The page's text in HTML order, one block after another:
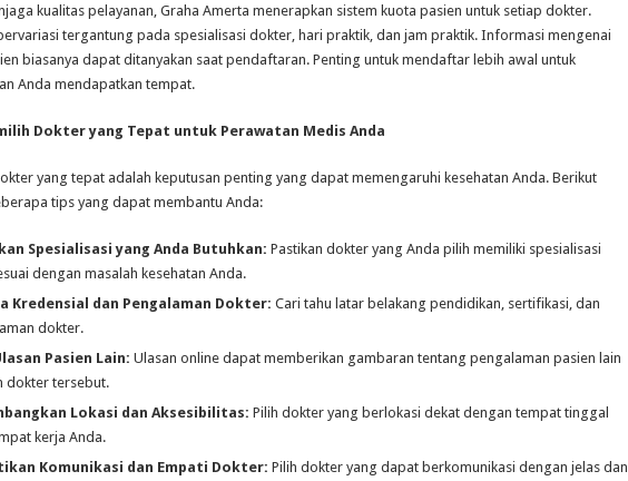
kualitas pelayanan, Graha Amerta menerapkan sistem kuota pasien untuk setiap dokter.
tergantung pada spesialisasi dokter, hari praktik, dan jam praktik. Informasi mengenai
biasanya dapat ditanyakan saat pendaftaran. Penting untuk mendaftar lebih awal untuk
Anda mendapatkan tempat.
Dokter yang Tepat untuk Perawatan Medis Anda
yang tepat adalah keputusan penting yang dapat memengaruhi kesehatan Anda. Berikut
tips yang dapat membantu Anda:
Spesialisasi yang Anda Butuhkan: Pastikan dokter yang Anda pilih memiliki spesialisasi
dengan masalah kesehatan Anda.
Kredensial dan Pengalaman Dokter: Cari tahu latar belakang pendidikan, sertifikasi, dan
dokter.
Pasien Lain: Ulasan online dapat memberikan gambaran tentang pengalaman pasien lain
dokter tersebut.
Lokasi dan Aksesibilitas: Pilih dokter yang berlokasi dekat dengan tempat tinggal
kerja Anda.
Komunikasi dan Empati Dokter: Pilih dokter yang dapat berkomunikasi dengan jelas dan